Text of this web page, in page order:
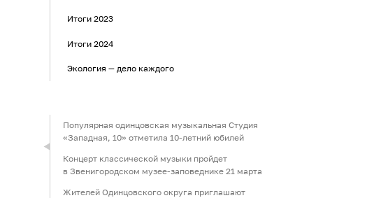
Итоги 2023
Итоги 2024
Экология — дело каждого
Популярная одинцовская музыкальная Студия
«Западная, 10» отметила 10-летний юбилей
Концерт классической музыки пройдет
в Звенигородском музее-заповеднике 21 марта
Жителей Одинцовского округа приглашают